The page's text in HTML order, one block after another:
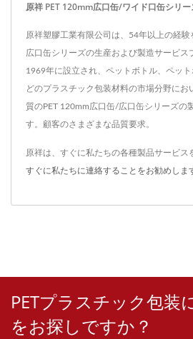
原祥 PET 120mm広口缶/ワイド口缶シリ
原祥塑膠工業有限公司は、54年以上の経
広口缶シリーズの生産および製造サービス
1969年に設立され、ペットボトル、ペッ
どのプラスチック包装材料の市場分野にお
質のPET 120mm広口缶/広口缶シリーズの
す。顧客のさまざまな品質要求。
原祥は、すぐに私たちの各種製品サービス
すぐに私たちに連絡することをお勧めしま
PETプラスチック包装
をお探しですか？